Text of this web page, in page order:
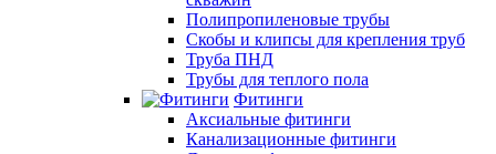
Полипропиленовые трубы
Скобы и клипсы для крепления труб
Труба ПНД
Трубы для теплого пола
Фитинги
Аксиальные фитинги
Канализационные фитинги